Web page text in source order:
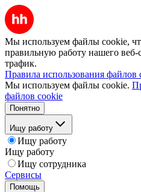
Мы используем файлы cookie,
правильную работу нашего веб-
трафик.
Правила использования файлов
Мы используем файлы cookie.
файлов cookie
Понятно
Ищу работу
Ищу работу
Ищу работу
Ищу сотрудника
Сервисы
Помощь